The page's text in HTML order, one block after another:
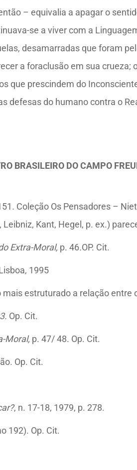
– equivalia a apagar o
se a viver com a
desamarradas que foram
a foraclusão em sua
que prescindem do
defesas do humano contra o
BRASILEIRO DO CAMPO
. Coleção Os Pensadores –
Kant, Hegel, p. ex.)
Extra-Moral, p. 46.OP. Cit.
1995
estruturado a relação entre
Op. Cit.
Moral, p. 47/ 48. Op. Cit.
Op. Cit.
, n. 17-18, 1979, p. 278.
192). Op. Cit.